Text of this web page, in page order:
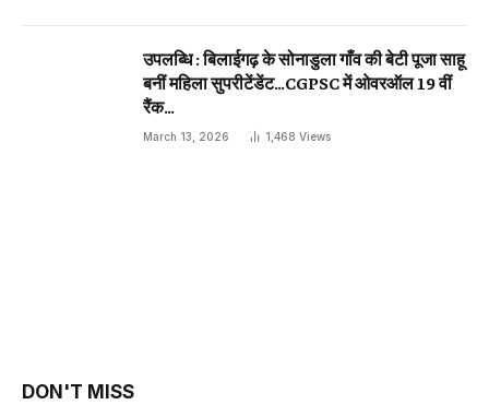
उपलब्धि : बिलाईगढ़ के सोनाडुला गाँव की बेटी पूजा साहू
बनीं महिला सुपरीटेंडेंट…CGPSC में ओवरऑल 19 वीं
रैंक…
March 13, 2026 1,468 Views
DON'T MISS